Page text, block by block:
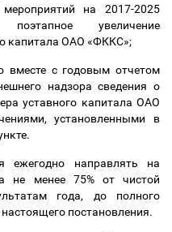
на 2017-2025
увеличение
капитала ОАО «ФККС»;
вместе с годовым отчетом
надзора сведения о
уставного капитала ОАО
установленными в
ежегодно направлять на
не менее 75% от чистой
года, до полного
постановления.